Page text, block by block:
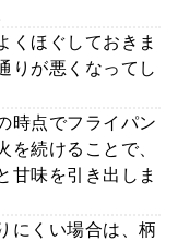
くほぐしておきま
りが悪くなってし
時点でフライパン
続けることで、
甘味を引き出しま
にくい場合は、柄